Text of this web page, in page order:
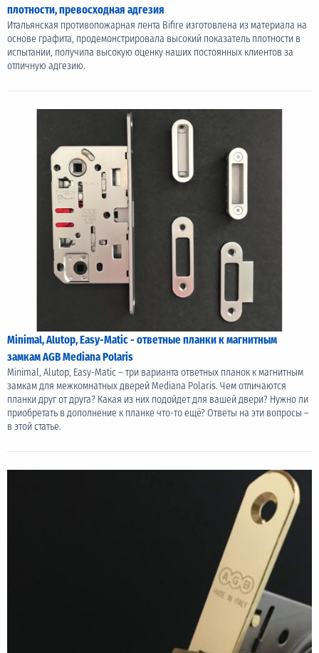
плотности, превосходная адгезия
Итальянская противопожарная лента Bifire изготовлена из материала на
основе графита, продемонстрировала высокий показатель плотности в
испытании, получила высокую оценку наших постоянных клиентов за
отличную адгезию.
Minimal, Alutop, Easy-Matic - ответные планки к магнитным
замкам AGB Mediana Polaris
Minimal, Alutop, Easy-Matic – три варианта ответных планок к магнитным
замкам для межкомнатных дверей Mediana Polaris. Чем отличаются
планки друг от друга? Какая из них подойдет для вашей двери? Нужно ли
приобретать в дополнение к планке что-то ещё? Ответы на эти вопросы –
в этой статье.